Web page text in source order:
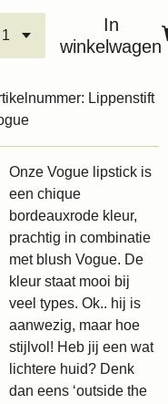
In
winkelwagen
Lippenstift
Onze Vogue lipstick is
een chique
bordeauxrode kleur,
prachtig in combinatie
met blush Vogue. De
kleur staat mooi bij
veel types. Ok.. hij is
aanwezig, maar hoe
stijlvol! Heb jij een wat
lichtere huid? Denk
dan eens ‘outside the